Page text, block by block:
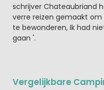
schrijver Chateaubriand
verre reizen gemaakt
te bewonderen, Ik had
gaan '.
Vergelijkbare